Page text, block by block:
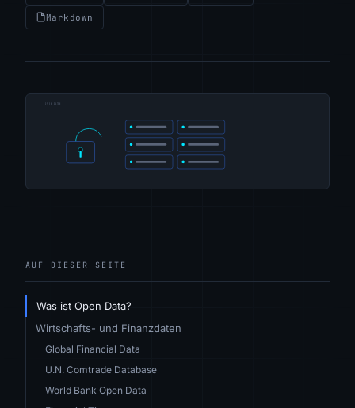
Markdown
AUF DIESER SEITE
Was ist Open Data?
Wirtschafts- und Finanzdaten
Global Financial Data
U.N. Comtrade Database
World Bank Open Data